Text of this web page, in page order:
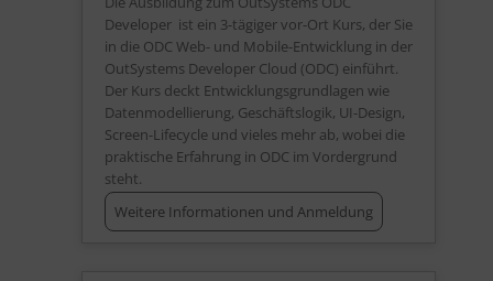
Developer ist ein 3-tägiger vor-Ort Kurs, der Sie
in die ODC Web- und Mobile-Entwicklung in der
OutSystems Developer Cloud (ODC) einführt.
Der Kurs deckt Entwicklungsgrundlagen wie
Datenmodellierung, Geschäftslogik, UI-Design,
Screen-Lifecycle und vieles mehr ab, wobei die
praktische Erfahrung in ODC im Vordergrund
steht.
Weitere Informationen und Anmeldung